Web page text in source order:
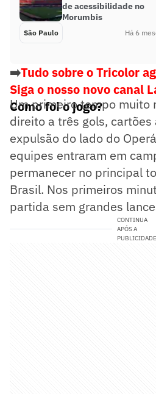
de acessibilidade no
Morumbis
São Paulo Há 6
➡️Tudo sobre o Tricolor
Siga o nosso novo canal
Como foi o jogo?
Um primeiro tempo muito
direito a três gols, cartões
expulsão do lado do
equipes entraram em
permanecer no principal
Brasil. Nos primeiros
partida sem grandes
CONTINUA
APÓS A
PUBLICIDADE